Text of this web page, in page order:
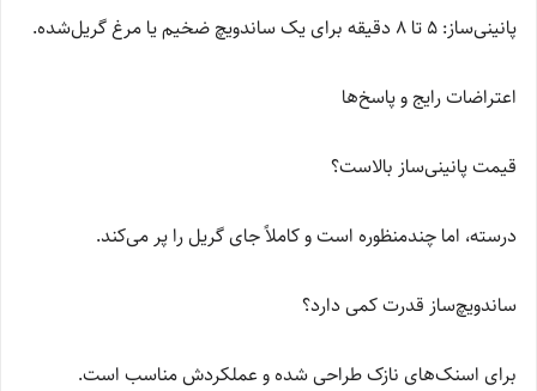
پانینی‌ساز: ۵ تا ۸ دقیقه برای یک ساندویچ ضخیم یا مرغ گریل‌شده.
اعتراضات رایج و پاسخ‌ها
قیمت پانینی‌ساز بالاست؟
درسته، اما چندمنظوره است و کاملاً جای گریل را پر می‌کند.
ساندویچ‌ساز قدرت کمی دارد؟
برای اسنک‌های نازک طراحی شده و عملکردش مناسب است.